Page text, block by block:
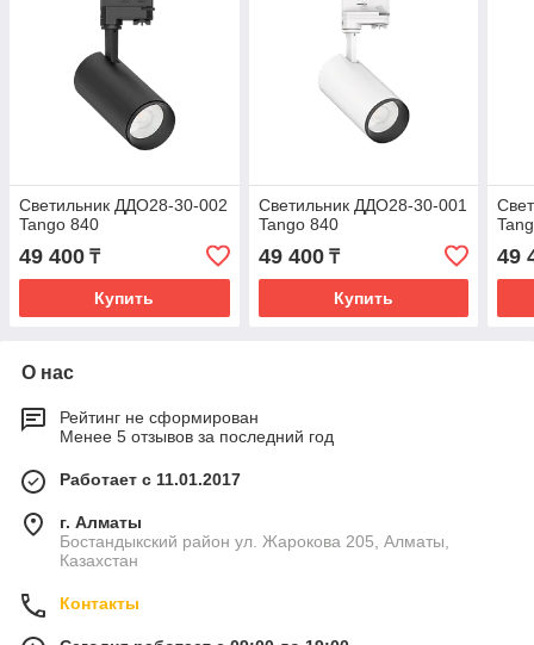
Светильник ДДО28-30-002
Tango 840
49 400 ₸
Купить
Светильник ДДО28-30-001
Tango 840
49 400₸
Купить
49
О нас
Рейтинг не сформирован
Менее 5 отзывов за последний год
Работает с 11.01.2017
г. Алматы
Бостандыкский район ул. Жарокова 205, Алматы,
Казахстан
Контакты